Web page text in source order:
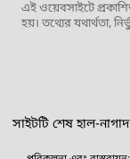
এই ওয়েবসাইটে
হয়। তথ্যের যথার্থতা,
সাইটটি শেষ হাল-